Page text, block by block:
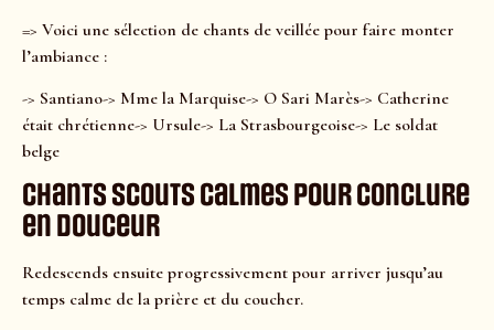
=> Voici une sélection de chants de veillée pour faire monter
l’ambiance :
-> Santiano-> Mme la Marquise-> O Sari Marès-> Catherine
était chrétienne-> Ursule-> La Strasbourgeoise-> Le soldat
belge
Chants scouts calmes pour conclure
en douceur
Redescends ensuite progressivement pour arriver jusqu’au
temps calme de la prière et du coucher.